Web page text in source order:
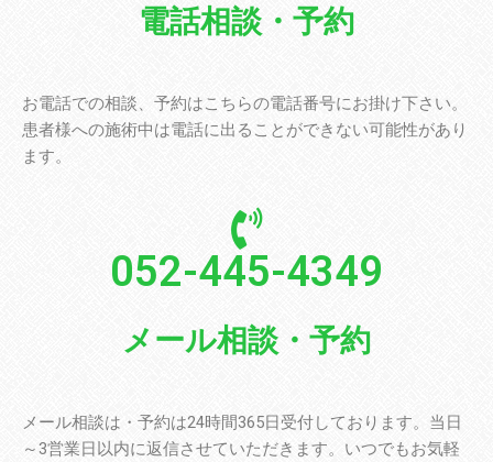
電話相談・予約
お電話での相談、予約はこちらの電話番号にお掛け下さい。
患者様への施術中は電話に出ることができない可能性があり
ます。
052-445-4349
メール相談・予約
メール相談は・予約は24時間365日受付しております。当日
～3営業日以内に返信させていただきます。いつでもお気軽